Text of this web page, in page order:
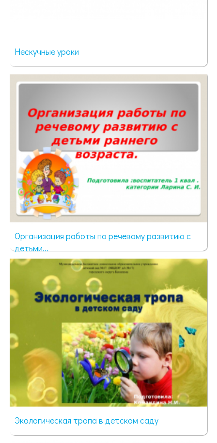
Нескучные уроки
Организация работы по речевому развитию с
детьми...
52 просмотра
Экологическая тропа в детском саду